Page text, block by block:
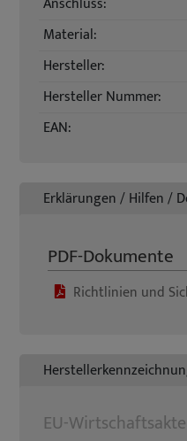
Material:
Hersteller:
Hersteller Nummer:
EAN:
Erklärungen / Hilfen /
PDF-Dokumente
Richtlinien und
EU-